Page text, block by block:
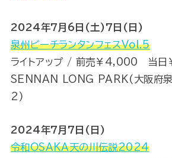
2024年7月6日(土)7日(日)
泉州ビーチランタンフェスVol.5
ライトアップ / 前売￥4,000 当
SENNAN LONG PARK(大阪府泉
2)
2024年7月7日(日)
令和OSAKA天の川伝説2024